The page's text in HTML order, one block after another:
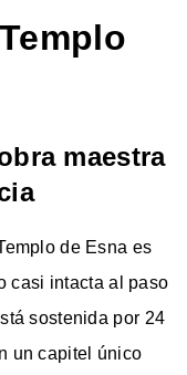
maestra
de Esna es
casi intacta al paso
sostenida por 24
un capitel único